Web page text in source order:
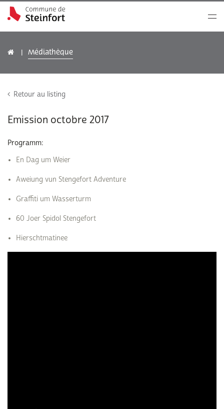
Médiathèque
Retour au listing
Emission octobre 2017
Programm:
En Dag um Weier
Aweiung vun Stengefort Adventure
Graffiti um Wasserturm
60 Joer Spidol Stengefort
Hierschtmatinee